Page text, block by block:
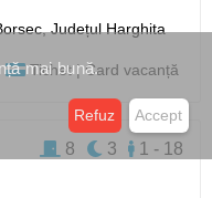
Județul Harghita
Tichet | Card vacanță
1 - 18
3
8
mai bună.
Refuz Accept